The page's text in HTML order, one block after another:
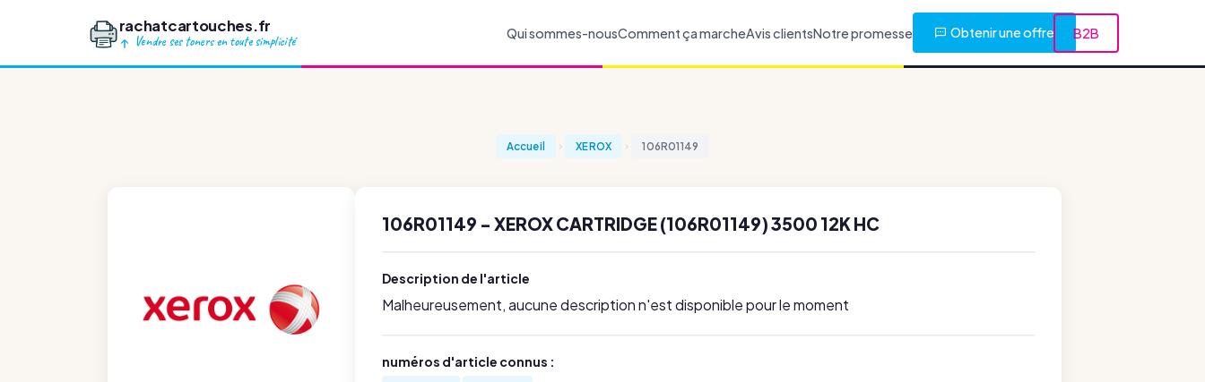
rachatcartouches.fr
Vendre ses toners en toute simplicité
Qui sommes-nousComment ça marcheAvis clientsNotre promesse Obtenir une offre B2B
Accueil XEROX 106R01149
106R01149 - XEROX CARTRIDGE (106R01149) 3500 12K HC
Description de l'article
Malheureusement, aucune description n'est disponible pour le moment
numéros d'article connus :